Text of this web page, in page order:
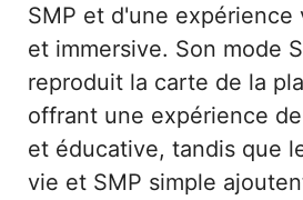
SMP et d'une expérience
et immersive. Son mode
reproduit la carte de la
offrant une expérience
et éducative, tandis que
vie et SMP simple